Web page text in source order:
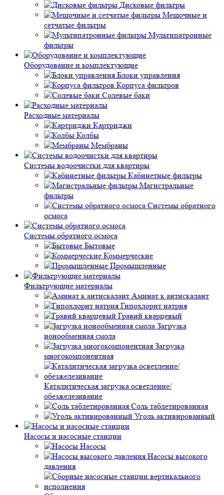
Дисковые фильтры
Мешочные и
сетчатые фильтры
Мультипатронные
фильтры
Оборудование и комплектующие
Блоки управления
Корпуса фильтров
Солевые баки
Расходные материалы
Картриджи
Колбы
Мембраны
Системы водоочистки для квартиры
Кабинетные фильтры
Магистральные
фильтры
Системы обратного
осмоса
Системы обратного осмоса
Бытовые
Коммерческие
Промышленные
Фильтрующие материалы
Аминат к антискалант
Гипохлорит натрия
Гравий кварцевый
Загрузка
ионообменная смола
Загрузка
многокомпонентная
Каталитическая загрузка осветление/
обезжелезивание
Соль таблетированная
Уголь активированный
Насосы и насосные станции
Насосы
Насосы высокого
давления